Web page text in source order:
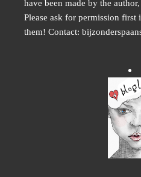
have been made by the
Please ask for permission
them! Contact: